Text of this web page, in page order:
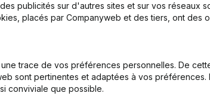
publicités sur d'autres sites et sur vos réseaux
placés par Companyweb et des tiers, ont des
trace de vos préférences personnelles. De
sont pertinentes et adaptées à vos préférences.
conviviale que possible.